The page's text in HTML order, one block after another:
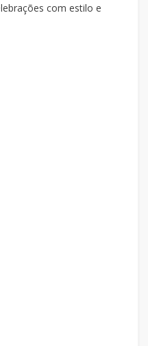
com estilo e